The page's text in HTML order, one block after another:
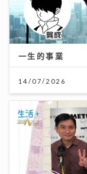
一生的事業
14/07/2026